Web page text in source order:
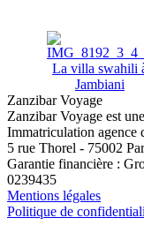
La villa swahili
Jambiani
Zanzibar Voyage
Zanzibar Voyage est
Immatriculation agence
5 rue Thorel - 75002
Garantie financière :
0239435
Mentions légales
Politique de